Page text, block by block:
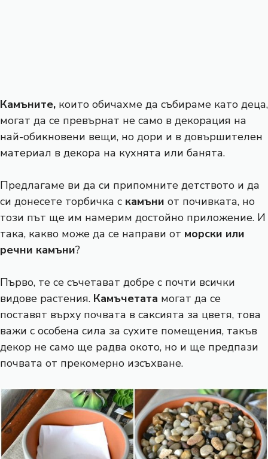
Камъните, които обичахме да събираме като деца,
могат да се превърнат не само в декорация на
най-обикновени вещи, но дори и в довършителен
материал в декора на кухнята или банята.
Предлагаме ви да си припомните детството и да
си донесете торбичка с камъни от почивката, но
този път ще им намерим достойно приложение. И
така, какво може да се направи от морски или
речни камъни?
Първо, те се съчетават добре с почти всички
видове растения. Камъчетата могат да се
поставят върху почвата в саксията за цветя, това
важи с особена сила за сухите помещения, такъв
декор не само ще радва окото, но и ще предпази
почвата от прекомерно изсъхване.